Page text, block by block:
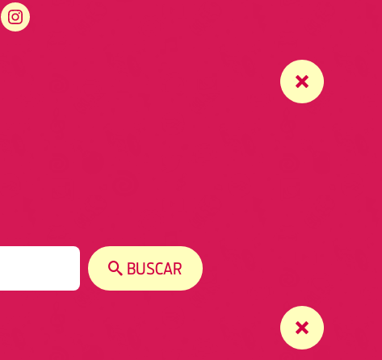
https://www.instagram.com/fmodiaresende
BUSCAR